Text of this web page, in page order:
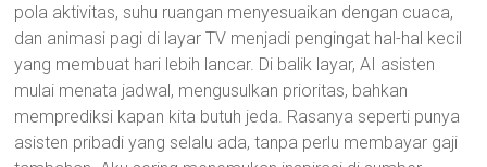
pola aktivitas, suhu ruangan menyesuaikan dengan cuaca,
dan animasi pagi di layar TV menjadi pengingat hal-hal kecil
yang membuat hari lebih lancar. Di balik layar, AI asisten
mulai menata jadwal, mengusulkan prioritas, bahkan
memprediksi kapan kita butuh jeda. Rasanya seperti punya
asisten pribadi yang selalu ada, tanpa perlu membayar gaji